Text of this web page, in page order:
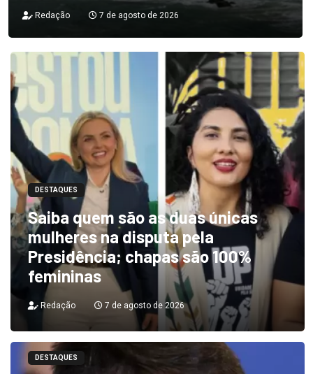
Redação 7 de agosto de 2026
DESTAQUES
Saiba quem são as duas únicas
mulheres na disputa pela
Presidência; chapas são 100%
femininas
Redação 7 de agosto de 2026
DESTAQUES